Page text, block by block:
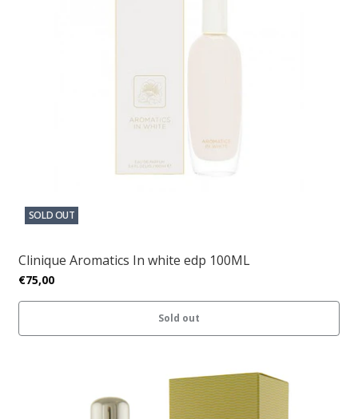
SOLD OUT
Clinique Aromatics In white edp 100ML
€75,00
Sold out